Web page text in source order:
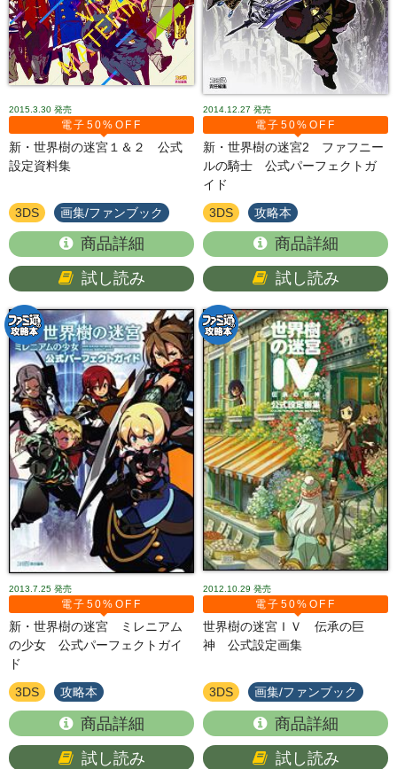
2015.3.30 発売
電子50%OFF
新・世界樹の迷宮１＆２ 公式
設定資料集
3DS 画集/ファンブック
商品詳細
試し読み
2014.12.27 発売
電子50%OFF
新・世界樹の迷宮2 ファフニー
ルの騎士 公式パーフェクトガ
イド
3DS 攻略本
商品詳細
試し読み
2013.7.25 発売
電子50%OFF
新・世界樹の迷宮 ミレニアム
の少女 公式パーフェクトガイ
ド
3DS 攻略本
商品詳細
試し読み
2012.10.29 発売
電子50%OFF
世界樹の迷宮ＩＶ 伝承の巨
神 公式設定画集
3DS 画集/ファンブック
商品詳細
試し読み